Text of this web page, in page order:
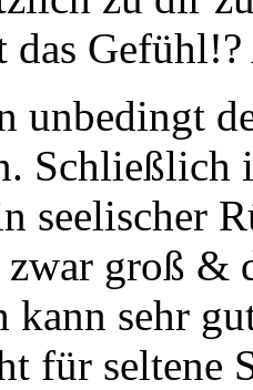
das
unbedingt
Schließlich
seelischer
groß &
kann sehr
für seltene